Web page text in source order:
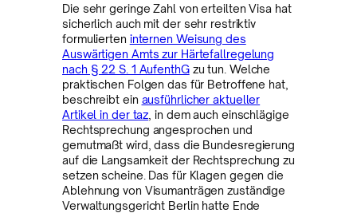
Die sehr geringe Zahl von erteilten Visa hat
sicherlich auch mit der sehr restriktiv
formulierten internen Weisung des
Auswärtigen Amts zur Härtefallregelung
nach § 22 S. 1 AufenthGzu tun. Welche
praktischen Folgen das für Betroffene hat,
beschreibt ein ausführlicher aktueller
Artikel in der taz , in dem auch einschlägige
Rechtsprechung angesprochen und
gemutmaßt wird, dass die Bundesregierung
auf die Langsamkeit der Rechtsprechung zu
setzen scheine. Das für Klagen gegen die
Ablehnung von Visumanträgen zuständige
Verwaltungsgericht Berlin hatte Ende